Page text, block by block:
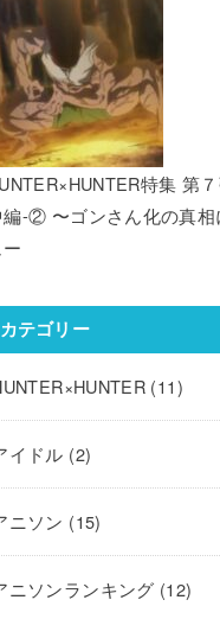
特集 第
編-② 〜ゴンさん化の真相
カテゴリー
(11)
イドル (2)
ニソン (15)
ニソンランキング (12)